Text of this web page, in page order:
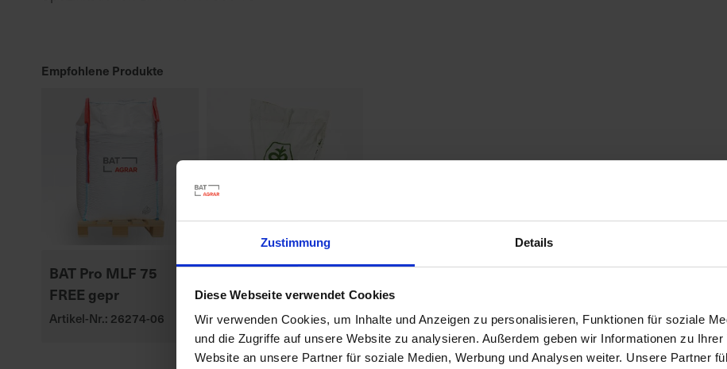
Zustimmung Details
Diese Webseite verwendet Cookies
Wir verwenden Cookies, um Inhalte und Anzeigen zu personalisieren, Funktionen für soziale
und die Zugriffe auf unsere Website zu analysieren. Außerdem geben wir Informationen zu Ihrer
Website an unsere Partner für soziale Medien, Werbung und Analysen weiter. Unsere Partner
Empfohlene Produkte
BAT Pro MLF 75
FREE gepr
Artikel-Nr.: 26274-06
P8329
Artikel-Nr.: 547010-00-
cfg